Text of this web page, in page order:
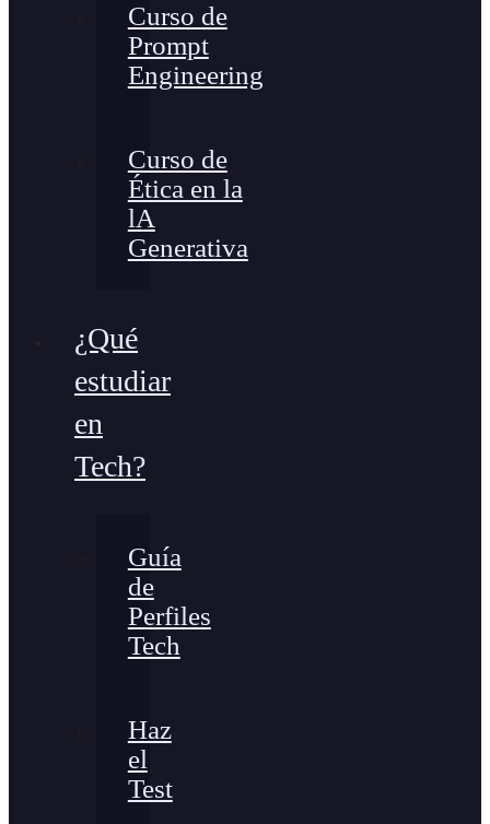
Curso de
Prompt
Engineering
Curso de
Ética en la
lA
Generativa
¿Qué
estudiar
en
Tech?
Guía
de
Perfiles
Tech
Haz
el
Test